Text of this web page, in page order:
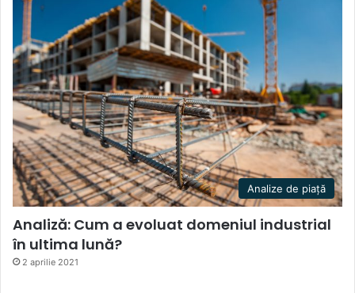
Analize de piață
Analiză: Cum a evoluat domeniul industrial
în ultima lună?
2 aprilie 2021